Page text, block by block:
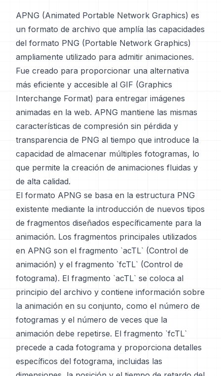
APNG (Animated Portable Network Graphics) es
un formato de archivo que amplía las capacidades
del formato PNG (Portable Network Graphics)
ampliamente utilizado para admitir animaciones.
Fue creado para proporcionar una alternativa
más eficiente y accesible al GIF (Graphics
Interchange Format) para entregar imágenes
animadas en la web. APNG mantiene las mismas
características de compresión sin pérdida y
transparencia de PNG al tiempo que introduce la
capacidad de almacenar múltiples fotogramas, lo
que permite la creación de animaciones fluidas y
de alta calidad.
El formato APNG se basa en la estructura PNG
existente mediante la introducción de nuevos tipos
de fragmentos diseñados específicamente para la
animación. Los fragmentos principales utilizados
en APNG son el fragmento `acTL` (Control de
animación) y el fragmento `fcTL` (Control de
fotograma). El fragmento `acTL` se coloca al
principio del archivo y contiene información sobre
la animación en su conjunto, como el número de
fotogramas y el número de veces que la
animación debe repetirse. El fragmento `fcTL`
precede a cada fotograma y proporciona detalles
específicos del fotograma, incluidas las